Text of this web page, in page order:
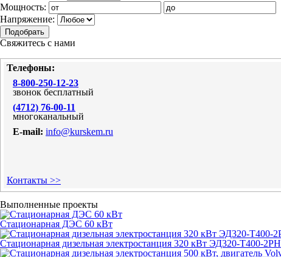
Мощность:
Напряжение:
Свяжитесь с нами
Телефоны:
8-800-250-12-23
звонок бесплатный
(4712) 76-00-11
многоканальный
E-mail: info@kurskem.ru
Контакты >>
Выполненные проекты
Стационарная ДЭС 60 кВт
Стационарная дизельная электростанция 320 кВт ЭД320-Т400-2РН